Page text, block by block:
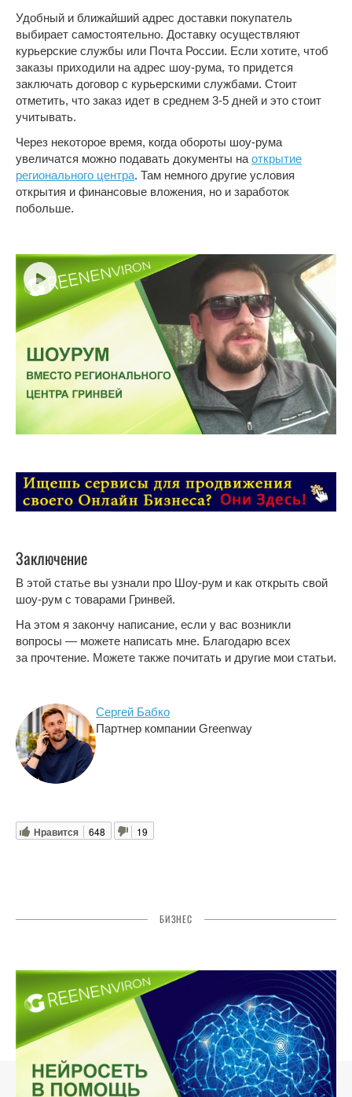
Удобный и ближайший адрес доставки покупатель
выбирает самостоятельно. Доставку осуществляют
курьерские службы или Почта России. Если хотите, чтоб
заказы приходили на адрес шоу-рума, то придется
заключать договор с курьерскими службами. Стоит
отметить, что заказ идет в среднем 3-5 дней и это стоит
учитывать.
Через некоторое время, когда обороты шоу-рума
увеличатся можно подавать документы на открытие
регионального центра. Там немного другие условия
открытия и финансовые вложения, но и заработок
побольше.
Заключение
В этой статье вы узнали про Шоу-рум и как открыть свой
шоу-рум с товарами Гринвей.
На этом я закончу написание, если у вас возникли
вопросы — можете написать мне. Благодарю всех
за прочтение. Можете также почитать и другие мои статьи.
Сергей Бабко
Партнер компании Greenway
Нравится 648 19
БИЗНЕС